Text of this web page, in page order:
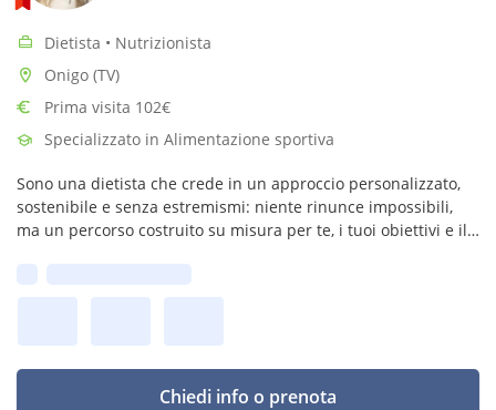
Dietista • Nutrizionista
Onigo (TV)
Prima visita 102€
Specializzato in Alimentazione sportiva
Sono una dietista che crede in un approccio personalizzato,
sostenibile e senza estremismi: niente rinunce impossibili,
ma un percorso costruito su misura per te, i tuoi obiettivi e il
Chiedi info o prenota